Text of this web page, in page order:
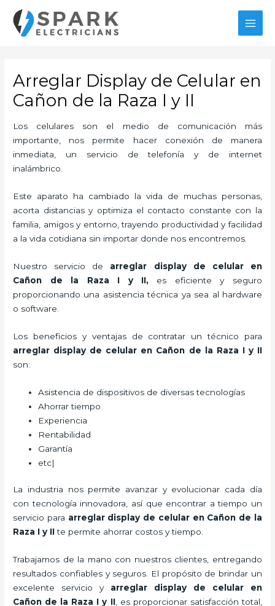
contenido
Arreglar Display de Celular en
Cañon de la Raza I y II
Los celulares son el medio de comunicación más
importante, nos permite hacer conexión de manera
inmediata, un servicio de telefonía y de internet
inalámbrico.
Este aparato ha cambiado la vida de muchas personas,
acorta distancias y optimiza el contacto constante con la
familia, amigos y entorno, trayendo productividad y facilidad
a la vida cotidiana sin importar donde nos encontremos.
Nuestro servicio de arreglar display de celular en
Cañon de la Raza I y II, es eficiente y seguro
proporcionando una asistencia técnica ya sea al hardware
o software.
Los beneficios y ventajas de contratar un técnico para
arreglar display de celular en Cañon de la Raza I y II
son:
Asistencia de dispositivos de diversas tecnologías
Ahorrar tiempo
Experiencia
Rentabilidad
Garantía
etc|
La industria nos permite avanzar y evolucionar cada día
con tecnología innovadora, así que encontrar a tiempo un
servicio para arreglar display de celularen Cañon de la
Raza I y IIte permite ahorrar costos y tiempo.
Trabajamos de la mano con nuestros clientes, entregando
resultados confiables y seguros. El propósito de brindar un
excelente servicio y arreglar display de celularen
Cañon de la Raza I y II, es proporcionar satisfacción total,